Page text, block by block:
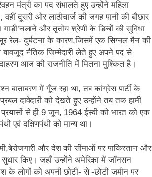
मंत्री का पद संभालते हुए उन्होंने महिला
दूसरी ओर लाठीचार्ज की जगह पानी की बौछार
और तृतीय श्रेणी के डिब्बों की सुविधा
रेल- दुर्घटना के कारण,जिसमें एक सिग्नल मैन की
नैतिक जिम्मेदारी लेते हुए अपने पद से
आज की राजनीति में मिलना मुश्किल है।
में गूँज रहा था, तब कांग्रेस पार्टी के
दावेदारी को देखते हुए उन्होंने तब तक हामी
से ही 9 जून, 1964 ईस्वी को भारत को एक
एवं दक्षिणपंथी को मान्य था।
और देश की सीमाओं पर पाकिस्तान और
किए। जहाँ उन्होंने अमेरिका में जॉनसन
के लोगों को अपनी छोटी- से -छोटी जमीन पर